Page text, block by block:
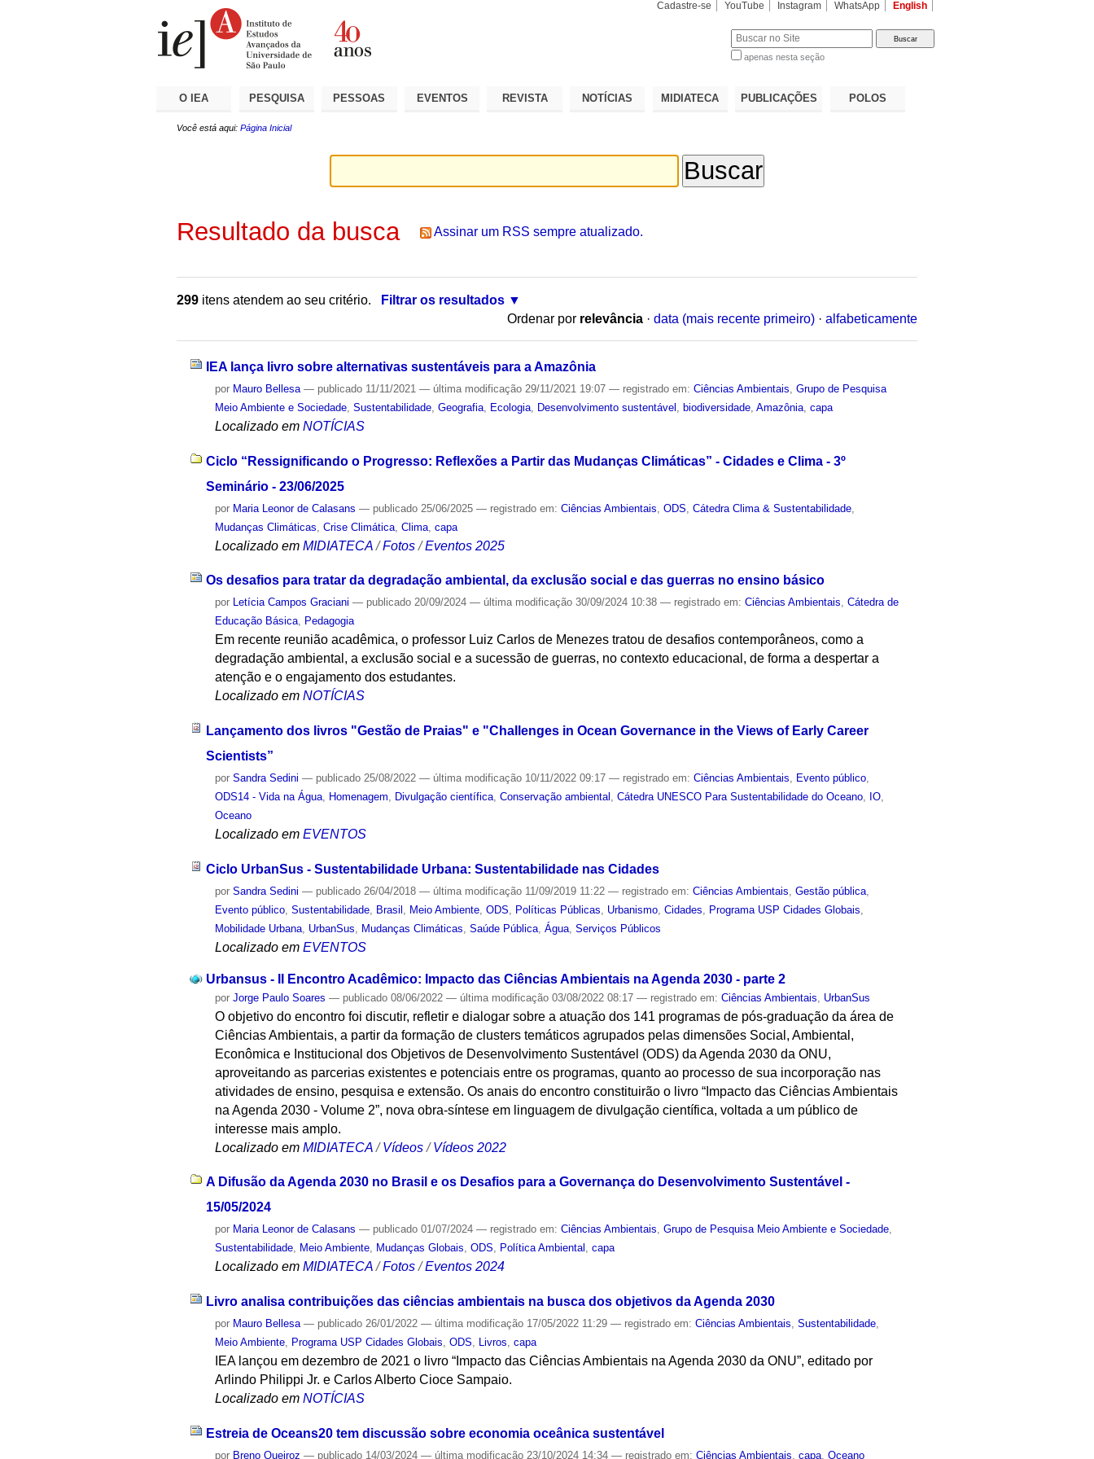
Cadastre-se YouTube Instagram WhatsApp English
apenas nesta seção
O IEA PESQUISA PESSOAS EVENTOS REVISTA NOTÍCIAS MIDIATECA PUBLICAÇÕES POLOS
Você está aqui: Página Inicial
Resultado da busca Assinar um RSS sempre atualizado.
299 itens atendem ao seu critério.
Filtrar os resultados
Ordenar por relevância · data (mais recente primeiro) · alfabeticamente
IEA lança livro sobre alternativas sustentáveis para a Amazônia
por Mauro Bellesa — publicado 11/11/2021— última modificação 29/11/2021 19:07— registrado em:Ciências Ambientais ,Grupo de Pesquisa
Meio Ambiente e Sociedade ,Sustentabilidade ,Geografia Ecologia Desenvolvimento sustentável biodiversidade ,Amazônia ,capa
Localizado em NOTÍCIAS
Ciclo “Ressignificando o Progresso: Reflexões a Partir das Mudanças Climáticas” - Cidades e Clima - 3º
Seminário - 23/06/2025
por Maria Leonor de Calasans — publicado 25/06/2025— registrado em:Ciências Ambientais ,ODS ,Cátedra Clima & Sustentabilidade
Mudanças Climáticas ,Crise Climática ,Clima ,capa
Localizado em MIDIATECA /Fotos /Eventos 2025
Os desafios para tratar da degradação ambiental, da exclusão social e das guerras no ensino básico
por Letícia Campos Graciani — publicado 20/09/2024— última modificação 30/09/2024 10:38— registrado em:Ciências Ambientais,Cátedra de
Educação Básica, Pedagogia
Em recente reunião acadêmica, o professor Luiz Carlos de Menezes tratou de desafios contemporâneos, como a
degradação ambiental, a exclusão social e a sucessão de guerras, no contexto educacional, de forma a despertar a
atenção e o engajamento dos estudantes.
Localizado em NOTÍCIAS
Lançamento dos livros "Gestão de Praias" e "Challenges in Ocean Governance in the Views of Early Career
Scientists”
porSandra Sedini — publicado 25/08/2022— última modificação 10/11/2022 09:17— registrado em:Ciências Ambientais, Evento público,
ODS14 - Vida na Água, Homenagem, Divulgação científica,Conservação ambiental ,Cátedra UNESCO Para Sustentabilidade do Oceano, IO,
Oceano
Localizado em EVENTOS
Ciclo UrbanSus - Sustentabilidade Urbana: Sustentabilidade nas Cidades
porSandra Sedini — publicado 26/04/2018— última modificação 11/09/2019 11:22— registrado em:Ciências Ambientais ,Gestão pública
Evento público ,Sustentabilidade Brasil Meio Ambiente ,ODS Políticas Públicas Urbanismo ,Cidades Programa USP Cidades Globais
Mobilidade Urbana UrbanSus Mudanças Climáticas ,Saúde Pública ,Água ,Serviços Públicos
Localizado em EVENTOS
Urbansus - II Encontro Acadêmico: Impacto das Ciências Ambientais na Agenda 2030 - parte 2
porJorge Paulo Soares — publicado 08/06/2022— última modificação 03/08/2022 08:17— registrado em:Ciências Ambientais UrbanSus
O objetivo do encontro foi discutir, refletir e dialogar sobre a atuação dos 141 programas de pós-graduação da área de
Ciências Ambientais, a partir da formação de clusters temáticos agrupados pelas dimensões Social, Ambiental,
Econômica e Institucional dos Objetivos de Desenvolvimento Sustentável (ODS) da Agenda 2030 da ONU,
aproveitando as parcerias existentes e potenciais entre os programas, quanto ao processo de sua incorporação nas
atividades de ensino, pesquisa e extensão. Os anais do encontro constituirão o livro “Impacto das Ciências Ambientais
na Agenda 2030 - Volume 2”, nova obra-síntese em linguagem de divulgação científica, voltada a um público de
interesse mais amplo.
Localizado em MIDIATECA /Vídeos /Vídeos 2022
A Difusão da Agenda 2030 no Brasil e os Desafios para a Governança do Desenvolvimento Sustentável -
15/05/2024
por Maria Leonor de Calasans — publicado 01/07/2024— registrado em:Ciências Ambientais,Grupo de Pesquisa Meio Ambiente e Sociedade,
Sustentabilidade, Meio Ambiente, Mudanças Globais,ODS, Política Ambiental ,capa
Localizado em MIDIATECA /Fotos /Eventos 2024
Livro analisa contribuições das ciências ambientais na busca dos objetivos da Agenda 2030
por Mauro Bellesa — publicado 26/01/2022— última modificação 17/05/2022 11:29— registrado em:Ciências Ambientais ,Sustentabilidade
Meio Ambiente
Programa USP Cidades Globais ,ODS Livros ,capa
IEA lançou em dezembro de 2021 o livro “Impacto das Ciências Ambientais na Agenda 2030 da ONU”, editado por
Arlindo Philippi Jr. e Carlos Alberto Cioce Sampaio.
Localizado em NOTÍCIAS
Estreia de Oceans20 tem discussão sobre economia oceânica sustentável
por Breno Queiroz — publicado 14/03/2024— última modificação 23/10/2024 14:34— registrado em:Ciências Ambientais ,capa ,Oceano